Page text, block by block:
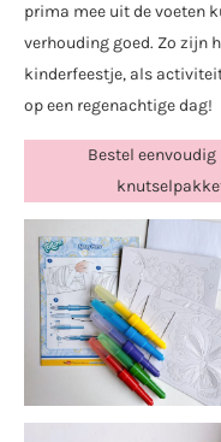
prima mee uit de voeten
verhouding goed. Zo zijn
kinderfeestje, als
op een regenachtige dag!
Bestel